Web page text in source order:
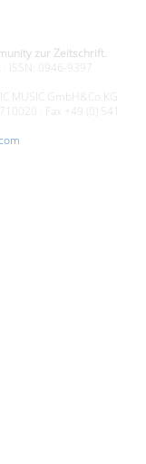
zur Zeitschrift.
ISSN: 0946-9397
MUSIC GmbH&Co.KG
· Fax +49 (0) 541